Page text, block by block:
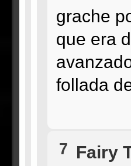
grache
que era
follada
7 Fairy